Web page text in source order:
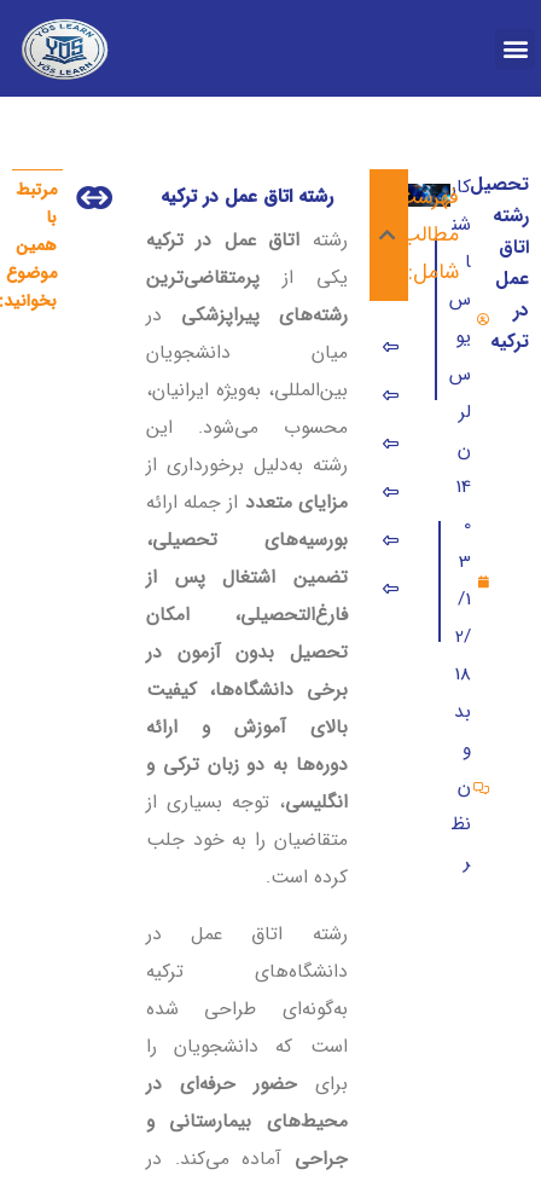
تحصیل
رشته
اتاق
عمل
در
ترکیه
کار
شن
ا
س
یو
س
لر
ن
14
0
3
/1
2/
18
بد
و
ن
نظ
ر
فهرست
مطالب
شامل:
رشته اتاق عمل در ترکیه
اطلاعات جامع تحصیل رشته اتاق عمل در ترکیه
شرایط تحصیل اتاق عمل در ترکیه
مدارک تحصیل رشته اتاق عمل در ترکیه
مدارک برای تحصیل ارشد اتاق عمل در ترکیه
بورسیه های ترکیه برای تحصیل رشته اتاق عمل
مزایای تحصیل اتاق عمل در ترکیه
شهریه رشته اتاق عمل در ترکیه
دروس ارائه شده برای رشته اتاق عمل ترکیه
بهترین دانشگاه‌های ترکیه برای تحصیل رشته
آینده شغلی رشته خدمات اتاق عمل در ترکیه
رشته اتاق عمل در ترکیه
رشته اتاق عمل در ترکیه
یکی از پرمتقاضی‌ترین
رشته‌های پیراپزشکی در
میان دانشجویان
بین‌المللی، به‌ویژه ایرانیان،
محسوب می‌شود. این
رشته به‌دلیل برخورداری از
مزایای متعدد از جمله ارائه
بورسیه‌های تحصیلی،
تضمین اشتغال پس از
فارغ‌التحصیلی، امکان
تحصیل بدون آزمون در
برخی دانشگاه‌ها، کیفیت
بالای آموزش و ارائه
دوره‌ها به دو زبان ترکی و
انگلیسی، توجه بسیاری از
متقاضیان را به خود جلب
کرده است.
رشته اتاق عمل در
دانشگاه‌های ترکیه
به‌گونه‌ای طراحی شده
است که دانشجویان را
برایحضور حرفه‌ای در
محیط‌های بیمارستانی و
جراحی آماده می‌کند. در
رشته طراحی
ارزانترین شهر
مرتبط
با
همین
موضوع